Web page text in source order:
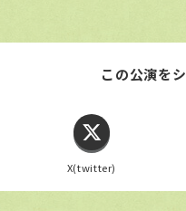
この公演を
X(twitter)